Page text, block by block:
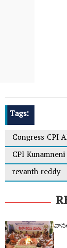
Tags:
Congress CPI
CPI
revanth reddy